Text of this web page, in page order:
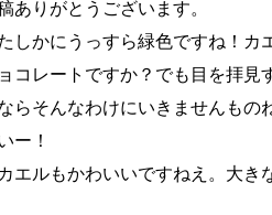
ありがとうございます。
しかにうっすら緑色ですね！カ
コレートですか？でも目を拝見
らそんなわけにいきませんもの
ー！
エルもかわいいですねえ。大